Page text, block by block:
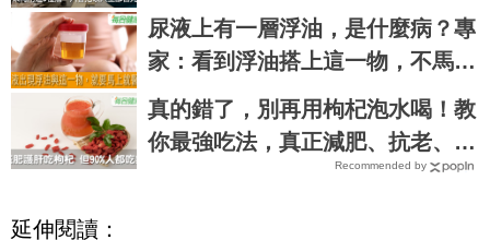
嗎？｜每日健康 Health
尿液上有一層浮油，是什麼病？專
家：看到浮油搭上這一物，不馬上
就醫不行！
真的錯了，別再用枸杞泡水喝！教
你最強吃法，真正減肥、抗老、滋
補肝腎｜每日健康Health
Recommended by
延伸閱讀：